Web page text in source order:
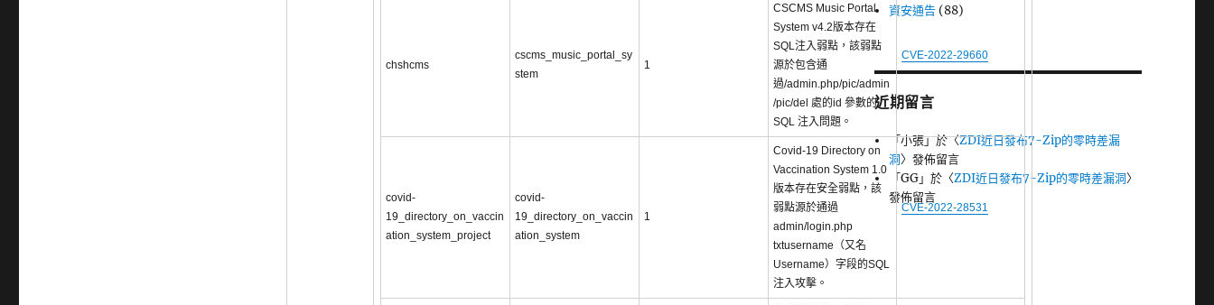
chshcms
cscms_music_portal_sy
stem
1
CSCMS Music Portal
System v4.2版本存在
SQL注入弱點，該弱點
源於包含通
過/admin.php/pic/admin
/pic/del 處的id 參數的
SQL 注入問題。
CVE-2022-29660
covid-
19_directory_on_vaccin
ation_system_project
covid-
19_directory_on_vaccin
ation_system
1
Covid-19 Directory on
Vaccination System 1.0
版本存在安全弱點，該
弱點源於通過
admin/login.php
txtusername（又名
Username）字段的SQL
注入攻擊。
CVE-2022-28531
資安通告 (88)
近期留言
「小張」於〈ZDI近日發布7-Zip的零時差漏
洞〉發佈留言
「GG」於〈ZDI近日發布7-Zip的零時差漏洞〉
發佈留言